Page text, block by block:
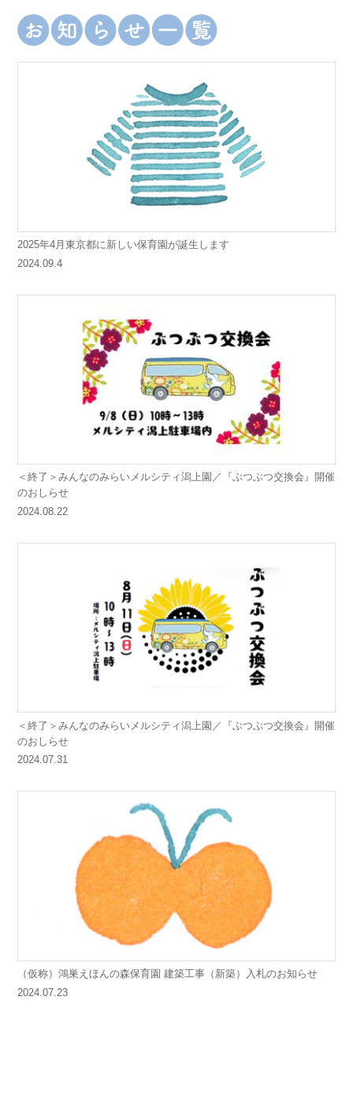
2025年4月東京都に新しい保育園が誕生します
2024.09.4
＜終了＞みんなのみらいメルシティ潟上園／『ぶつぶつ交換会』開催
のおしらせ
2024.08.22
＜終了＞みんなのみらいメルシティ潟上園／『ぶつぶつ交換会』開催
のおしらせ
2024.07.31
（仮称）鴻巣えほんの森保育園 建築工事（新築）入札のお知らせ
2024.07.23